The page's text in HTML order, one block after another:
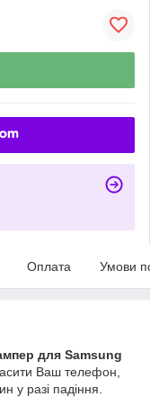
Оплата Умови
для Samsung
Ваш телефон,
у разі падіння.